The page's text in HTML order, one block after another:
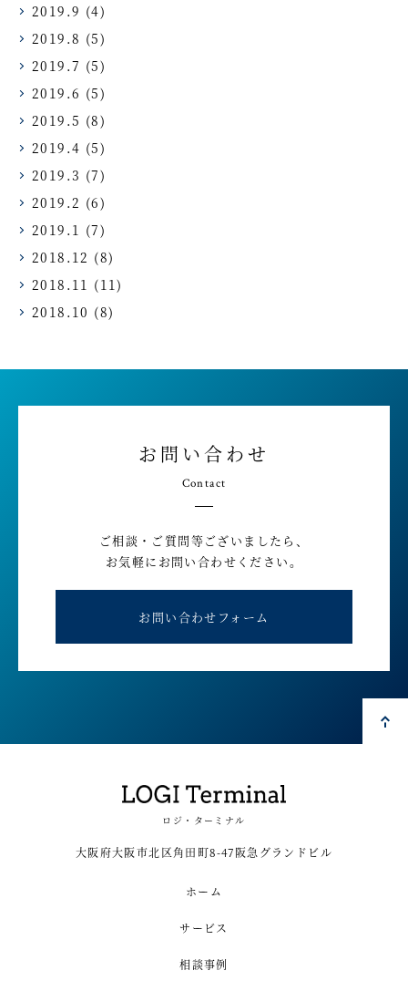
2019.9 (4)
2019.8 (5)
2019.7 (5)
2019.6 (5)
2019.5 (8)
2019.4 (5)
2019.3 (7)
2019.2 (6)
2019.1 (7)
2018.12 (8)
2018.11 (11)
2018.10 (8)
お問い合わせ
Contact
ご相談・ご質問等ございましたら、
お気軽にお問い合わせください。
お問い合わせフォーム
ロジ・ターミナル
大阪府大阪市北区角田町8-47阪急グランドビル
ホーム
サービス
相談事例